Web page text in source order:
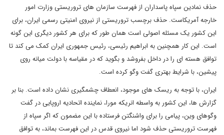
حذف نمادین سپاه پاسداران از فهرست سازمان های تروریستی وزارت امور
خارجه آمریکاست. حذف برچسب تروریستی از نیروی امنیتی رسمی ایران، برای
این کشور یک مسئله اصولی است همان طور که برای هر کشور دیگری این گونه
است. این کار همچنین به ابراهیم رئیسی، رئیس جمهوری ایران کمک می کند تا
توافق هسته ای را در داخل بفروشد و بگوید که در مقیاسه با دولت میانه روی
پیشین، با شرایط بهتری گفت وگو کرده است.
ایران، با توجه به ریسک های موجود، انعطاف چشمگیری نشان داده است. بنا بر
گزارش ها، این کشور به واسطه انریکه مورا، نماینده اتحادیه اروپایی در گفت
وگوهای وین، پیامی را برای واشنگتن فرستاده با این مضمون که اگر سپاه از
فهرست تروریستی حذف شود اما نیروی قدس در این فهرست بماند، به توافق